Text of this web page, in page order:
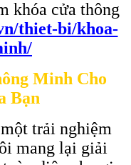
khóa cửa thông
thiet-bi/khoa-
Minh Cho
Bạn
trải nghiệm
mang lại giải